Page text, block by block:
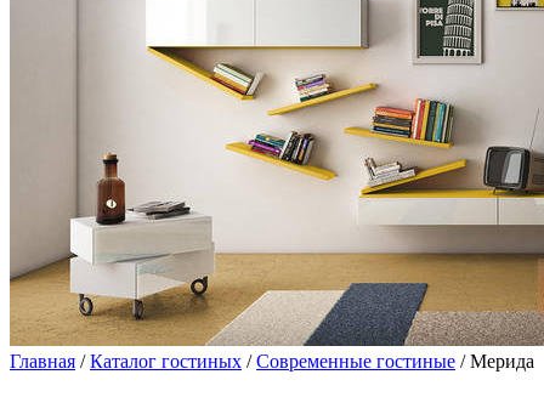
Главная /Каталог гостиных /Современные гостиные / Мерида